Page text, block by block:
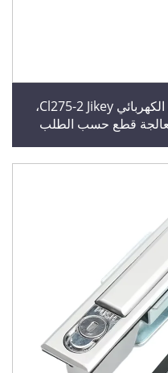
مفصلة مخفية لخزانة الصندوق الكهربائي Cl275-2 Jikey،
قطع حسب الطلب